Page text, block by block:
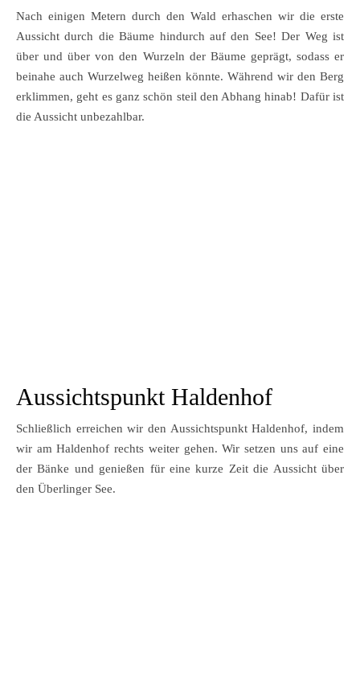
Nach einigen Metern durch den Wald erhaschen wir die erste
Aussicht durch die Bäume hindurch auf den See! Der Weg ist
über und über von den Wurzeln der Bäume geprägt, sodass er
beinahe auch Wurzelweg heißen könnte. Während wir den Berg
erklimmen, geht es ganz schön steil den Abhang hinab! Dafür ist
die Aussicht unbezahlbar.
Aussichtspunkt Haldenhof
Schließlich erreichen wir den Aussichtspunkt Haldenhof, indem
wir am Haldenhof rechts weiter gehen. Wir setzen uns auf eine
der Bänke und genießen für eine kurze Zeit die Aussicht über
den Überlinger See.